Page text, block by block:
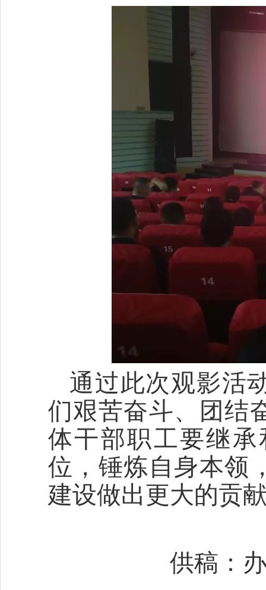
通过此次观影活
们艰苦奋斗、团结
体干部职工要继
位，锤炼自身本领
建设做出更大的贡
供稿：